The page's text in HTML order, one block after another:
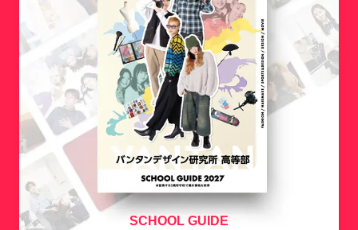
SCHOOL GUIDE